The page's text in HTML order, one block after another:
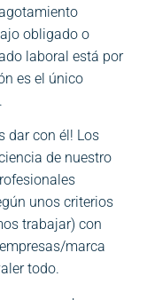
obligado o
laboral está por
es el único
dar con él! Los
de nuestro
unos criterios
trabajar) con
marca
todo.